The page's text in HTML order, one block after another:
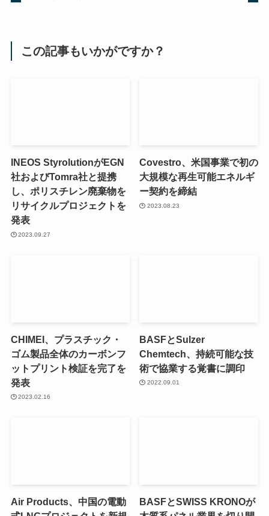
この記事もいかがですか？
INEOS StyrolutionがEGN
社およびTomra社と提携
し、ポリスチレン廃棄物を
リサイクルプロジェクトを
発表
2023.09.27
Covestro、米国事業で初の
大規模な再生可能エネルギ
ー契約を締結
2023.08.23
CHIMEI、プラスチック・
ゴム製品全体のカーボンフ
ットプリント検証を完了を
発表
2023.02.16
BASFとSulzer
Chemtech、持続可能な技
術で協業する覚書に調印
2022.09.01
Air Products、中国の電動
BASFとSWISS KRONOが